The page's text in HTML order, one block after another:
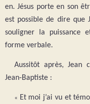
en. Jésus porte en son
est possible de dire que
souligner la puissance
forme verbale.
Aussitôt après, Jean
Jean-Baptiste :
« Et moi j’ai vu et